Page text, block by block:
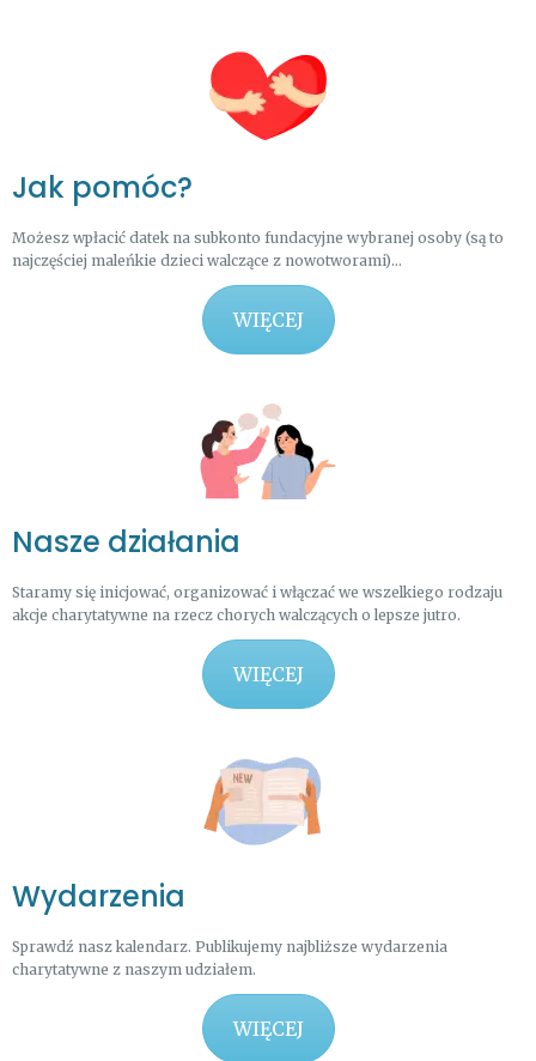
Jak pomóc?
Możesz wpłacić datek na subkonto fundacyjne wybranej osoby (są to
najczęściej maleńkie dzieci walczące z nowotworami)...
WIĘCEJ
Nasze działania
Staramy się inicjować, organizować i włączać we wszelkiego rodzaju
akcje charytatywne na rzecz chorych walczących o lepsze jutro.
WIĘCEJ
Wydarzenia
Sprawdź nasz kalendarz. Publikujemy najbliższe wydarzenia
charytatywne z naszym udziałem.
WIĘCEJ